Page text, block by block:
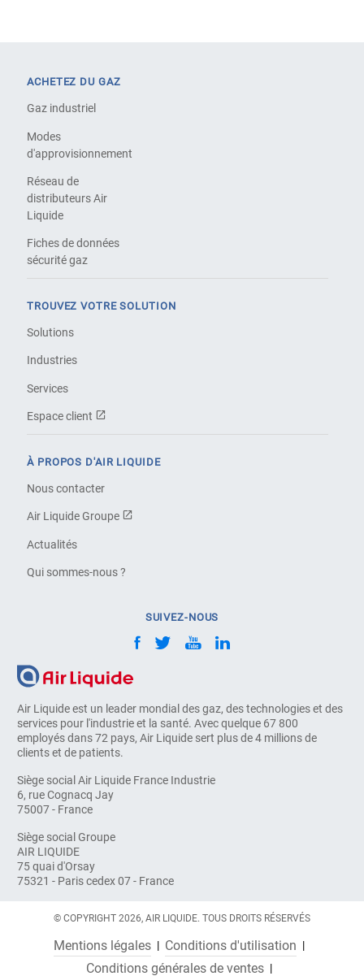
Air Liquide est un leader mondial des gaz, des technologies et des
services pour l'industrie et la santé. Avec quelque 67 800
employés dans 72 pays, Air Liquide sert plus de 4 millions de
clients et de patients.
Siège social Air Liquide France Industrie
6, rue Cognacq Jay
75007 - France
Siège social Groupe
AIR LIQUIDE
75 quai d'Orsay
75321 - Paris cedex 07 - France
ACHETEZ DU GAZ
Gaz industriel
Modes
d'approvisionnement
Réseau de
distributeurs Air
Liquide
Fiches de données
sécurité gaz
TROUVEZ VOTRE SOLUTION
Solutions
Industries
Services
Espace client
À PROPOS D'AIR LIQUIDE
Nous contacter
Air Liquide Groupe
Actualités
Qui sommes-nous ?
SUIVEZ-NOUS
© COPYRIGHT 2026, AIR LIQUIDE. TOUS DROITS RÉSERVÉS
Mentions légales
Conditions d'utilisation
Conditions générales de ventes